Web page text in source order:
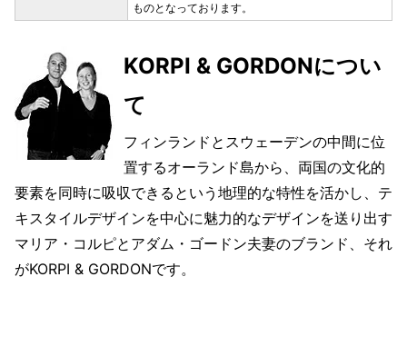
ものとなっております。
KORPI & GORDONについ
て
フィンランドとスウェーデンの中間に位
置するオーランド島から、両国の文化的
要素を同時に吸収できるという地理的な特性を活かし、テ
キスタイルデザインを中心に魅力的なデザインを送り出す
マリア・コルピとアダム・ゴードン夫妻のブランド、それ
がKORPI & GORDONです。